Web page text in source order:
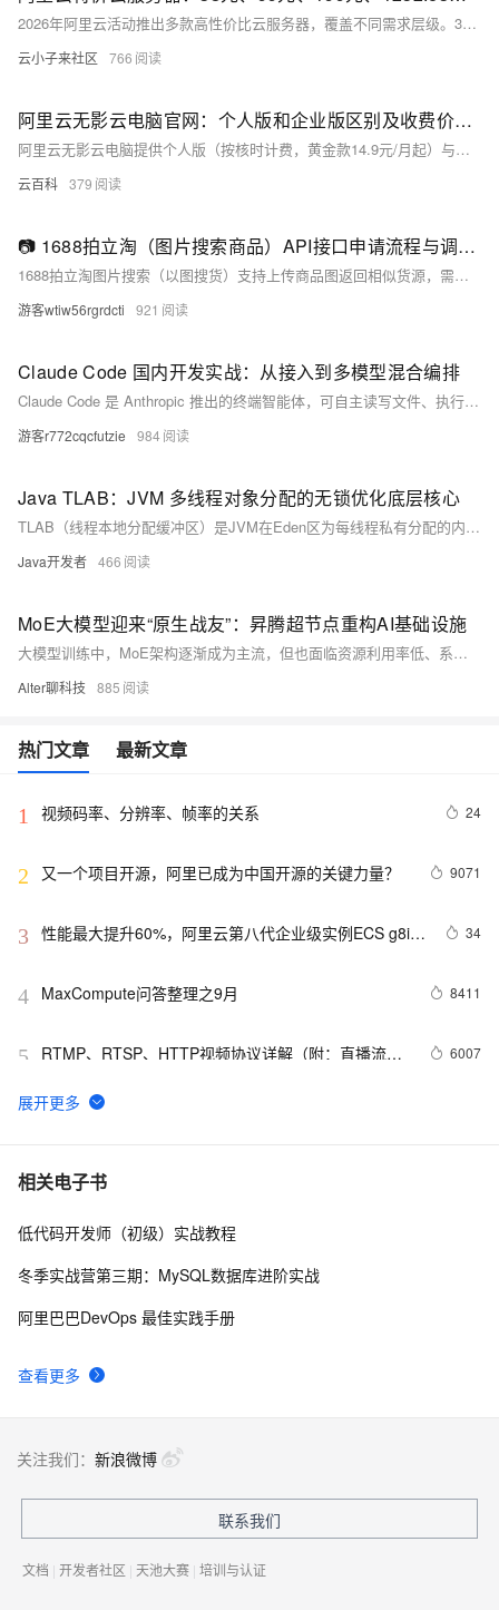
2026年阿里云活动推出多款高性价比云服务器，覆盖不同需求层级。38元/年轻量应用服务器（2核2G）适合个人建站与入门实践；99元/年经济型e实例（2核2G）适合小型企业官网与开发测试，享企业级品质保障；199元/年u1实例（2核4G）面向中小企业，提供独享算力与灵活扩展，支持AI助理快速部署；1252元/年u2i实例（4核8G）则适配中小型数据库、高并发Web应用及数据分析等复杂场景。用户需注意新用户限购、每日10点/15点抢购机制，以及首年特价续费恢复原价等规则，结合预算与业务需求合理选购。
云小子来社区 766
阿里云无影云电脑官网：个人版和企业版区别及收费价格、APP下载链接、免费3个月申请攻略
阿里云无影云电脑提供个人版（按核时计费，黄金款14.9元/月起）与企业版（包月套餐，4核8G仅199元/年），支持Windows/macOS/手机多端接入。APP下载及免费试用（1个月）详见官方页面。阿里云无影官网：https://t.aliyun.com/U/4fqTBa
云百科 379
📷 1688拍立淘（图片搜索商品）API接口申请流程与调用Demo（附Python源码）
1688拍立淘图片搜索（以图搜货）支持上传商品图返回相似货源，需先申请白名单权限（自用型应用+人工审核），调用时须Base64编码图片并参与MD5签名。本文详解申请流程、参数规范、Python调用Demo及常见避坑指南，助力高效选品。（239字）
游客wtiw56rgrdcti 921
Claude Code 国内开发实战：从接入到多模型混合编排
Claude Code 是 Anthropic 推出的终端智能体，可自主读写文件、执行命令、迭代修复，非简单补全工具。本文详解国内落地难点（支付、网络、风控）与解决方案，以灵眸AI中转为例，实测支持官方协议、Prompt Cache透传、低延迟，并提供多模型编排策略，助开发者高效落地。（239字）
游客r772cqcfutzie 984
Java TLAB：JVM 多线程对象分配的无锁优化底层核心
TLAB（线程本地分配缓冲区）是JVM在Eden区为每线程私有分配的内存块，通过`top/end`指针实现无锁对象分配，彻底规避高并发下的竞态问题。它以极小内存浪费（&lt;1%）换取数十倍性能提升，是Java内存分配与GC优化的核心基石。（239字）
Java开发者 466
MoE大模型迎来“原生战友”：昇腾超节点重构AI基础设施
大模型训练中，MoE架构逐渐成为主流，但也面临资源利用率低、系统稳定性差、通信带宽瓶颈三大挑战。传统AI集群难以满足其需求，而“昇腾超节点”通过自研高速互联协议、软硬件协同调度、全局内存统一编址及系统稳定性提升等创新，实现384张卡协同工作，大幅提升训练效率与推理性能。相比传统方案，昇腾超节点将训练效率提升3倍，推理吞吐提升6倍，助力MoE模型在工业、能源等领域的规模化应用。5月19日的鲲鹏昇腾创享周直播将深度解析相关技术细节。
Alter聊科技 885
热门文章 最新文章
1 视频码率、分辨率、帧率的关系 24
2 又一个项目开源，阿里已成为中国开源的关键力量？ 9071
3 性能最大提升60%，阿里云第八代企业级实例ECS g8i正
34
4 MaxCompute问答整理之9月 8411
5
RTMP、RTSP、HTTP视频协议详解（附：直播流地
6007
6
【YOLOv8改进 - 注意力机制】Triplet Attention：轻量有
7 Python PIL远程命令执行漏洞复现(CVE-2017-8291
8 新年快乐 ~
相关电子书
查看更多
低代码开发师（初级）实战教程
冬季实战营第三期：MySQL数据库进阶实战
阿里巴巴DevOps 最佳实践手册
关注我们： 新浪微博
联系我们
文档 | 开发者社区 | 天池大赛 | 培训与认证